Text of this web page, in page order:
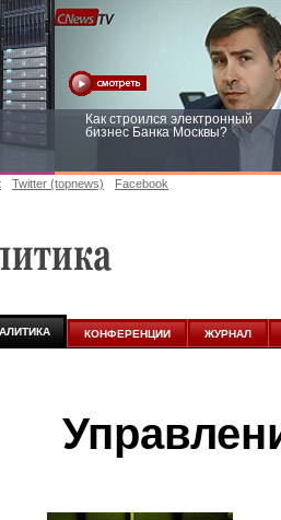
Как строился электронный
бизнес Банка Москвы?
Twitter (topnews) Facebook
КОНФЕРЕНЦИИ ЖУРНАЛ